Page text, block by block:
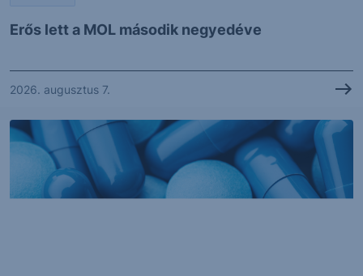
Erős lett a MOL második negyedéve
2026. augusztus 7.